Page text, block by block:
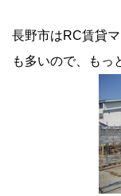
長野市はRC賃貸
も多いので、もっ